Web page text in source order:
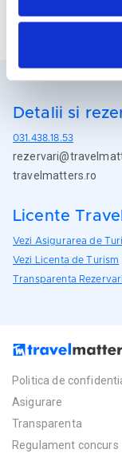
Cere oferta
Detalii si
031.438.18.53
travelmatters.ro
Licente
Vezi Asigurarea de
Vezi Licenta de Turism
Transparenta
Politica de
Asigurare
Transparenta
Regulament concurs